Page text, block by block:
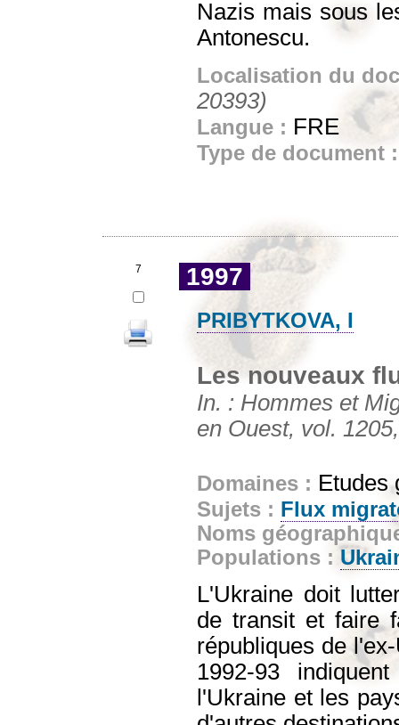
Nazis mais sous
Antonescu.
Localisation du
20393)
Langue : FRE
Type de document
7 1997
PRIBYTKOVA, I
Les nouveaux
In. : Hommes et
en Ouest, vol.
Domaines : Etudes
Sujets : Flux
Noms
Populations :
L'Ukraine doit
de transit et faire
républiques de
1992-93
l'Ukraine et les